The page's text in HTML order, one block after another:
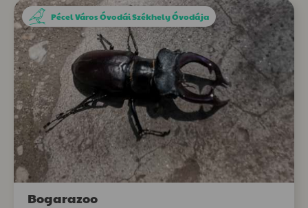
Bogarazoo
Pécel Város Óvodái Székhely Óvodája